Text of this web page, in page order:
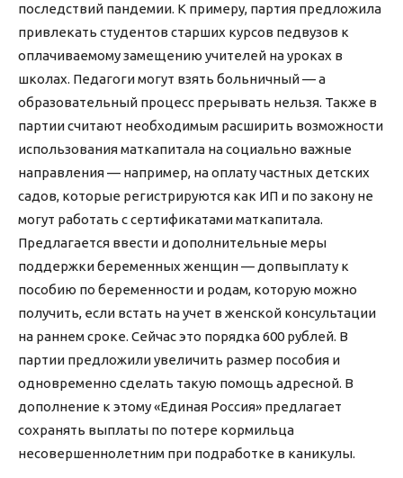
последствий пандемии. К примеру, партия предложила
привлекать студентов старших курсов педвузов к
оплачиваемому замещению учителей на уроках в
школах. Педагоги могут взять больничный — а
образовательный процесс прерывать нельзя. Также в
партии считают необходимым расширить возможности
использования маткапитала на социально важные
направления — например, на оплату частных детских
садов, которые регистрируются как ИП и по закону не
могут работать с сертификатами маткапитала.
Предлагается ввести и дополнительные меры
поддержки беременных женщин — допвыплату к
пособию по беременности и родам, которую можно
получить, если встать на учет в женской консультации
на раннем сроке. Сейчас это порядка 600 рублей. В
партии предложили увеличить размер пособия и
одновременно сделать такую помощь адресной. В
дополнение к этому «Единая Россия» предлагает
сохранять выплаты по потере кормильца
несовершеннолетним при подработке в каникулы.